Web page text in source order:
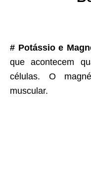
# Potássio e
que acontecem
células. O
muscular.